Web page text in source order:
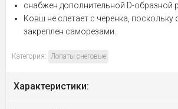
снабжен дополнительной D-образной
Ковш не слетает с черенка, поскольку
закреплен саморезами.
Категория: Лопаты снеговые
Характеристики: